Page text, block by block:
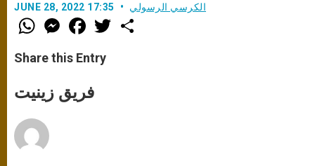
JUNE 28, 2022 17:35 الكرسي الرسولي
W
h
t
s
p
p
M
e
s
e
g
e
F
a
e
b
o
k
w
Share this Entry
فريق زينيت